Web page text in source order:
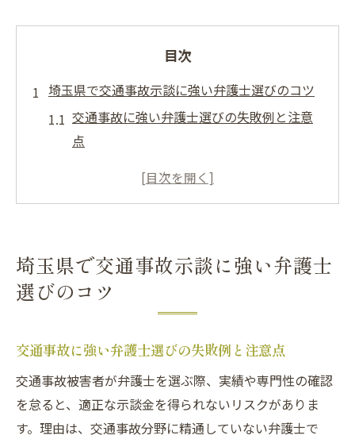
目次
埼玉県で交通事故示談に強い弁護士選びのコツ
交通事故に強い弁護士選びの失敗例と注意
点
口コミでわかる交通事故弁護士の実力とは
士像
交通事故弁護士に依頼した方がいい判断基
交通事故相談を無料で受ける際の準備方法
交通事故の示談交渉が不安な方への安心サポー
ト術
交通事故示談でよくある不安と対処法解説
埼玉県で交通事故示談に強い弁護士
選びのコツ
交通事故に強い弁護士選びの失敗例と注意点
交通事故被害者が弁護士を選ぶ際、実績や専門性の確認
を怠ると、適正な示談金を得られないリスクがありま
す。理由は、交通事故分野に精通していない弁護士で